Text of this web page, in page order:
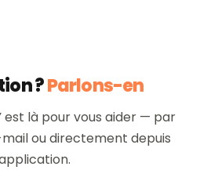
?Parlons-en
est là pour vous aider — par
ou directement depuis